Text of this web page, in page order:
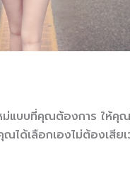
ม่แบบที่คุณต้องการ ให้คุ
ด้เลือกเองไม่ต้องเสียเ